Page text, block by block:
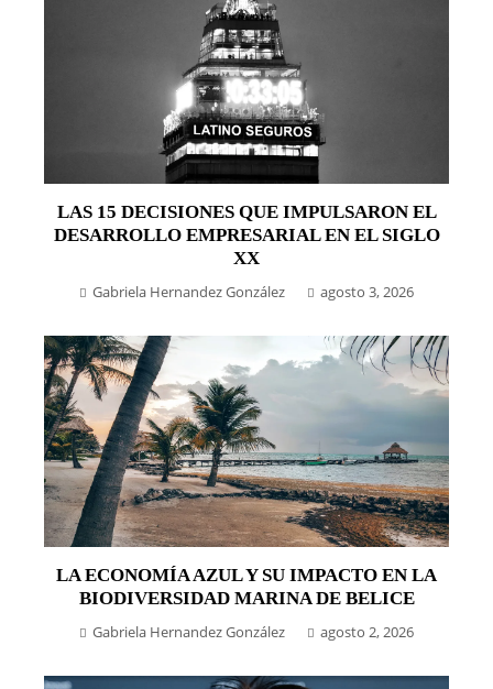
LAS 15 DECISIONES QUE IMPULSARON EL
DESARROLLO EMPRESARIAL EN EL SIGLO
XX
Gabriela Hernandez González agosto 3, 2026
LA ECONOMÍA AZUL Y SU IMPACTO EN LA
BIODIVERSIDAD MARINA DE BELICE
Gabriela Hernandez González agosto 2, 2026